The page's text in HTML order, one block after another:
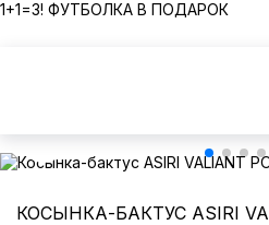
1+1=3! ФУТБОЛКА В ПОДАРОК
КОСЫНКА-БАКТУС ASIRI